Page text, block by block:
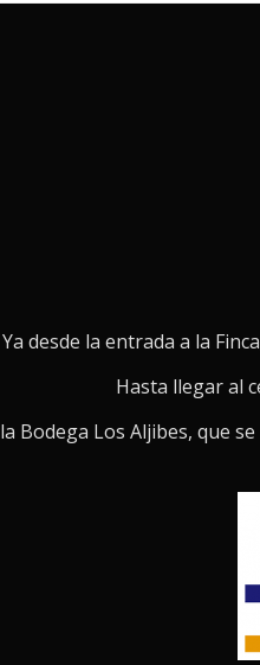
Ya desde la entrada a la
Hasta llegar al
la Bodega Los Aljibes, que